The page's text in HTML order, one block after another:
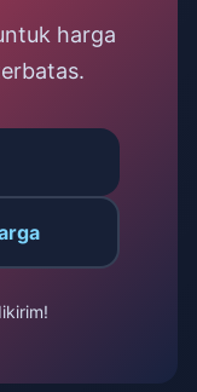
harga